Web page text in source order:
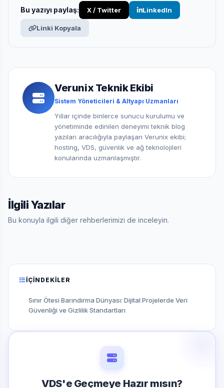
Bu yazıyı paylaş: X / Twitter LinkedIn
Linki Kopyala
Verunix Teknik Ekibi
Sistem Yöneticileri & Altyapı Uzmanları
Yıllar içinde binlerce sunucu kurulumu ve
yönetiminde edinilen deneyimi teknik blog
yazıları aracılığıyla paylaşan Verunix ekibi;
hosting, VDS, güvenlik ve ağ teknolojileri
konularında uzmanlaşmıştır.
İlgili Yazılar
Bu konuyla ilgili diğer rehberlerimizi de inceleyin.
İÇINDEKILER
Sınır Ötesi Barındırma Dünyası: Dijital Projelerde Veri
Güvenliği ve Gizlilik Standartları
VDS'e Geçmeye Hazır mısın?